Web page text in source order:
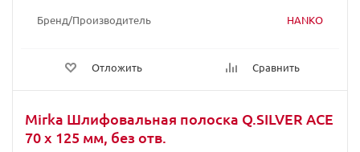
Бренд/Производитель HANKO
Отложить Сравнить
Mirka Шлифовальная полоска Q.SILVER ACE
70 x 125 мм, без отв.